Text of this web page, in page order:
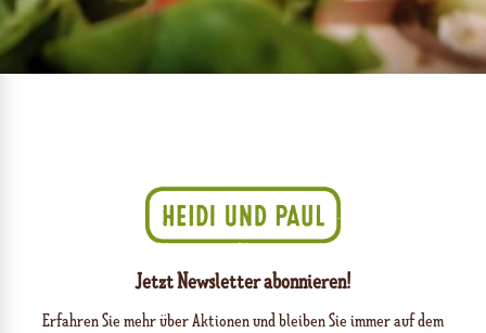
Jetzt Newsletter abonnieren!
Erfahren Sie mehr über Aktionen und bleiben Sie immer auf dem